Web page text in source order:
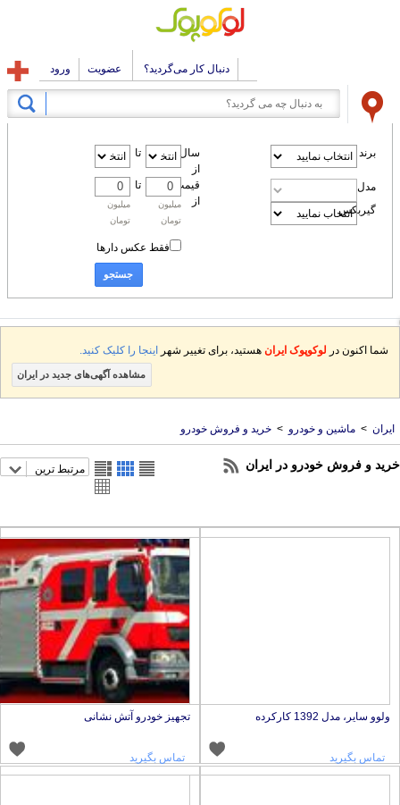
دنبال کار می‌گردید؟ عضویت ورود
برند
مدل
گیربکس
سال
تا
قیمت
میلیون
تومان
میلیون
تومان
فقط عکس دارها
جستجو
شما اکنون درلوکوپوک ایرانهستید، برای تغییر شهراینجا را کلیک کنید.
مشاهده آگهی‌های جدید در ایران
> ماشین و خودرو > خرید و فروش خودرو
و فروش خودرو در ایران مرتبط ترین
سایر، مدل 1392 کارکرده
تماس بگیرید
تجهیز خودرو آتش نشانی
تماس بگیرید